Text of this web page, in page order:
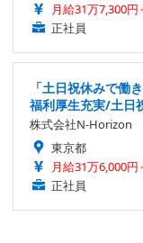
月給31万7,300円
正社員
「土日祝休みで働
福利厚生充実/土日
株式会社N-Horizon
東京都
月給31万6,000円
正社員